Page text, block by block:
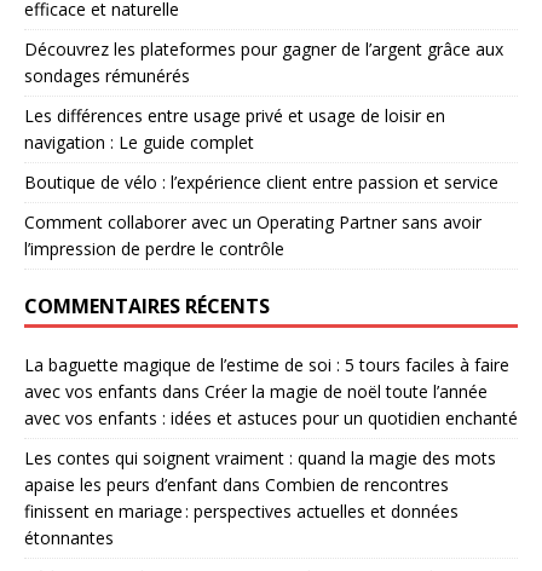
efficace et naturelle
Découvrez les plateformes pour gagner de l’argent grâce aux
sondages rémunérés
Les différences entre usage privé et usage de loisir en
navigation : Le guide complet
Boutique de vélo : l’expérience client entre passion et service
Comment collaborer avec un Operating Partner sans avoir
l’impression de perdre le contrôle
COMMENTAIRES RÉCENTS
La baguette magique de l’estime de soi : 5 tours faciles à faire
avec vos enfants dans Créer la magie de noël toute l’année
avec vos enfants : idées et astuces pour un quotidien enchanté
Les contes qui soignent vraiment : quand la magie des mots
apaise les peurs d’enfant dans Combien de rencontres
finissent en mariage : perspectives actuelles et données
étonnantes